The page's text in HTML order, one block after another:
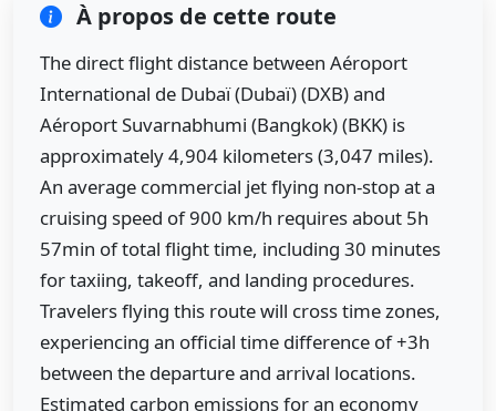
À propos de cette route
The direct flight distance between Aéroport
International de Dubaï (Dubaï) (DXB) and
Aéroport Suvarnabhumi (Bangkok) (BKK) is
approximately 4,904 kilometers (3,047 miles).
An average commercial jet flying non-stop at a
cruising speed of 900 km/h requires about 5h
57min of total flight time, including 30 minutes
for taxiing, takeoff, and landing procedures.
Travelers flying this route will cross time zones,
experiencing an official time difference of +3h
between the departure and arrival locations.
Estimated carbon emissions for an economy